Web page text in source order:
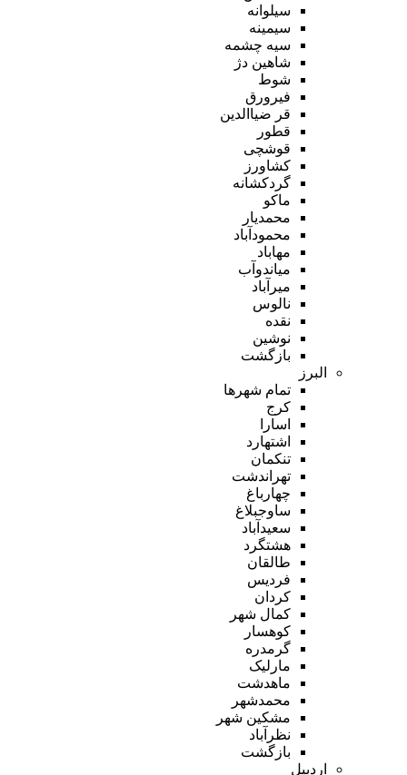
سیلوانه
سیمینه
سیه چشمه
شاهین دژ
شوط
فیرورق
قر ضیاالدین
قطور
قوشچی
کشاورز
گردکشانه
ماکو
محمدیار
محمودآباد
مهاباد
میاندوآب
میرآباد
نالوس
نقده
نوشین
بازگشت
البرز
تمام شهر‌ها
کرج
اسارا
اشتهارد
تنکمان
تهراندشت
چهارباغ
ساوجبلاغ
سعیدآباد
هشتگرد
طالقان
فردیس
کردان
کمال شهر
کوهسار
گرمدره
مارلیک
ماهدشت
محمدشهر
مشکین شهر
نظرآباد
بازگشت
اردبیل